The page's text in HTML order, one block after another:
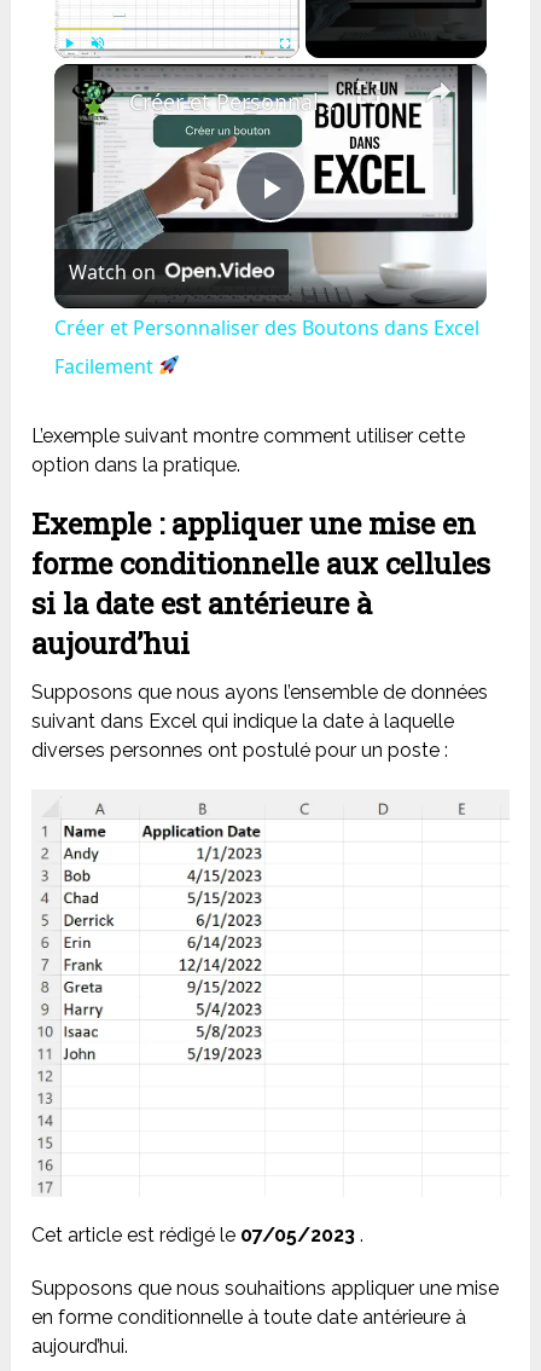
Unmute Fullscreen ×
Play
Video
Créer et Personnaliser des Boutons dans Excel Facilement
Watch on
Créer et Personnaliser des Boutons dans Excel
Facilement
L’exemple suivant montre comment utiliser cette
option dans la pratique.
Exemple : appliquer une mise en
forme conditionnelle aux cellules
si la date est antérieure à
aujourd’hui
Supposons que nous ayons l’ensemble de données
suivant dans Excel qui indique la date à laquelle
diverses personnes ont postulé pour un poste :
Cet article est rédigé le 07/05/2023 .
Supposons que nous souhaitions appliquer une mise
en forme conditionnelle à toute date antérieure à
aujourd’hui.